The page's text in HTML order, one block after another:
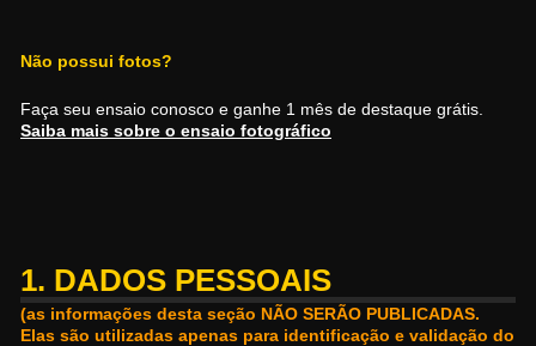
Não possui fotos?
Faça seu ensaio conosco e ganhe 1 mês de destaque grátis.
Saiba mais sobre o ensaio fotográfico
1. DADOS PESSOAIS
(as informações desta seção NÃO SERÃO PUBLICADAS.
Elas são utilizadas apenas para identificação e validação do